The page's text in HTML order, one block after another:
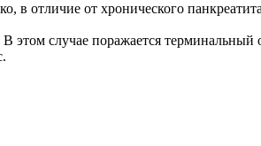
в отличие от хронического
этом случае поражается терминальный